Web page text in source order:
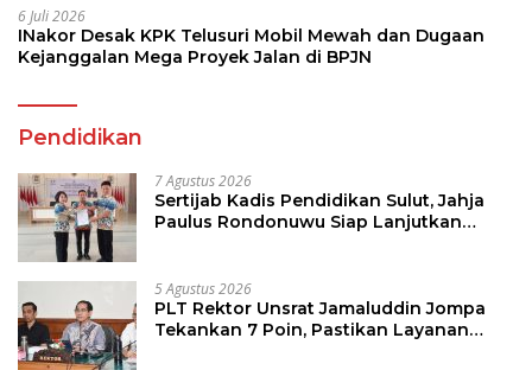
6 Juli 2026
INakor Desak KPK Telusuri Mobil Mewah dan Dugaan
Kejanggalan Mega Proyek Jalan di BPJN
Pendidikan
7 Agustus 2026
Sertijab Kadis Pendidikan Sulut, Jahja
Paulus Rondonuwu Siap Lanjutkan
5 Agustus 2026
PLT Rektor Unsrat Jamaluddin Jompa
Tekankan 7 Poin, Pastikan Layanan